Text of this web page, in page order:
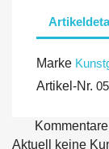
Marke
Artikel-Nr.
Aktuell keine